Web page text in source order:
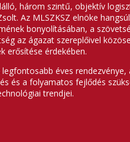
három szintű, objektív
Az MLSZKSZ elnöke
bonyolításában, a
az ágazat szereplőivel
erősítése érdekében.
éves rendezvénye,
és a folyamatos fejlődés
trendjei.